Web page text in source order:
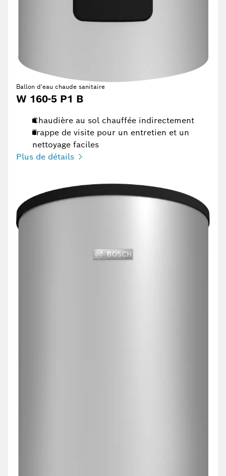
Ballon d'eau chaude sanitaire
W 160-5 P1 B
Chaudière au sol chauffée indirectement
Trappe de visite pour un entretien et un
nettoyage faciles
Plus de détails